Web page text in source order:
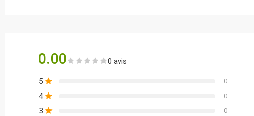
0.00 0 avis
5 0
4 0
3 0